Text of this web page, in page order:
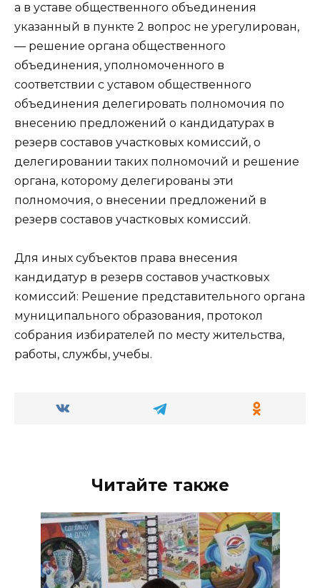
а в уставе общественного объединения
указанный в пункте 2 вопрос не урегулирован,
— решение органа общественного
объединения, уполномоченного в
соответствии с уставом общественного
объединения делегировать полномочия по
внесению предложений о кандидатурах в
резерв составов участковых комиссий, о
делегировании таких полномочий и решение
органа, которому делегированы эти
полномочия, о внесении предложений в
резерв составов участковых комиссий.
Для иных субъектов права внесения
кандидатур в резерв составов участковых
комиссий: Решение представительного органа
муниципального образования, протокол
собрания избирателей по месту жительства,
работы, службы, учебы.
Читайте также